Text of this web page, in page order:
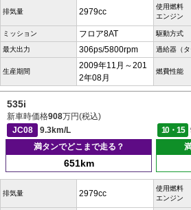
排気量 2979cc
使用燃料
エンジン
ミッション フロア8AT 駆動方式
最大出力 306ps/5800rpm 過給器（タ
生産期間
2009年11月～201
2年08月
燃費性能
535i
新車時価格908万円(税込)
JC08
9.3km/L 10・15
満タンでどこまで走る？
651km
排気量 2979cc
使用燃料
エンジン